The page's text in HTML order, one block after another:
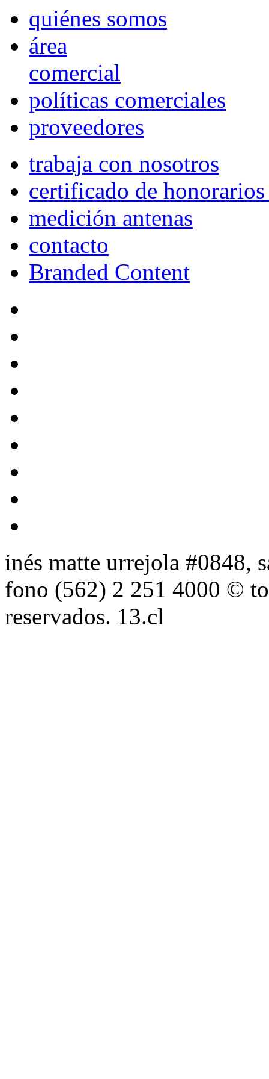
quiénes somos
área
comercial
políticas comerciales
proveedores
trabaja con nosotros
certificado de
medición antenas
contacto
Branded Content
inés matte urrejola #0848,
fono (562) 2 251 4000 ©
reservados. 13.cl